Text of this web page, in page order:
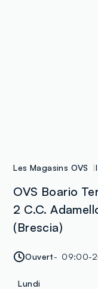
Les Magasins OVS
OVS Boario
2 C.C.
(Brescia)
Ouvert 09:00-
Lundi